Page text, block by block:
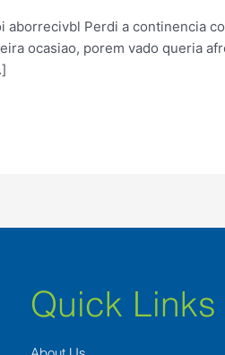
Perdi a continencia
ocasiao, porem vado queria
Quick Links